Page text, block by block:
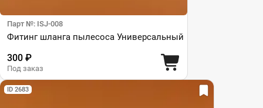
Парт №: ISJ-008
Фитинг шланга пылесоса Универсальный
300 ₽
Под заказ
ID 2683